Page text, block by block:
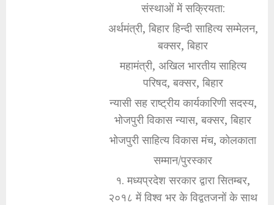
संस्थाओं में सक्रियता:
अर्थमंत्री, बिहार हिन्दी साहित्य सम्मेलन,
बक्सर, बिहार
महामंत्री, अखिल भारतीय साहित्य
परिषद, बक्सर, बिहार
न्यासी सह राष्ट्रीय कार्यकारिणी सदस्य,
भोजपुरी विकास न्यास, बक्सर, बिहार
भोजपुरी साहित्य विकास मंच, कोलकाता
सम्मान/पुरस्कार
१. मध्यप्रदेश सरकार द्वारा सितम्बर,
२०१८ में विश्व भर के विद्वतजनों के साथ